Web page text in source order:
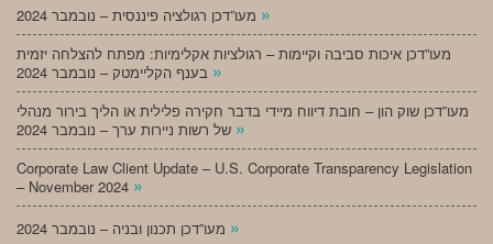
»
מעו”דכן איכות סביבה וקיימות – רגולציות אקלימיות: מפתח להצלחה יזמית
»
מעו”דכן שוק הון – חובת דיווח מיידי בדבר חקירה פלילית או הליך בירור מנהלי
»
Corporate Law Client Update – U.S. Corporate Transparency Legislation
– November 2024 »
»